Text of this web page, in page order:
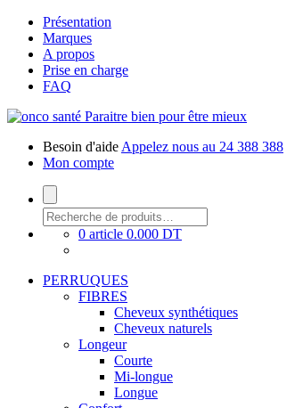
Présentation
Marques
A propos
Prise en charge
FAQ
Paraitre bien pour être mieux
Besoin d'aide Appelez nous au 24 388 388
Mon compte
0 article 0.000 DT
PERRUQUES
FIBRES
Cheveux synthétiques
Cheveux naturels
Longeur
Courte
Mi-longue
Longue